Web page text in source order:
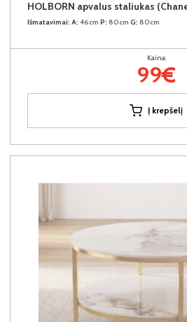
Išmatavimai: A: 46cm P: 80cm G: 80cm
Kaina:
99€
Į krepšelį